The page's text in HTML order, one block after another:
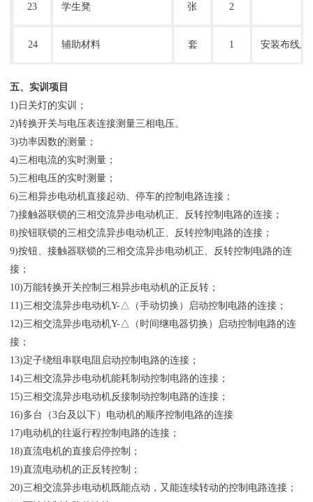
23 学生凳 张 2
24 辅助材料 套 1 安装布线用
五、实训项目
1)日关灯的实训；
2)转换开关与电压表连接测量三相电压。
3)功率因数的测量；
4)三相电流的实时测量；
5)三相电压的实时测量；
6)三相异步电动机直接起动、停车的控制电路连接；
7)接触器联锁的三相交流异步电动机正、反转控制电路的连接；
8)按钮联锁的三相交流异步电动机正、反转控制电路的连接；
9)按钮、接触器联锁的三相交流异步电动机正、反转控制电路的连
接；
10)万能转换开关控制三相异步电动机的正反转；
11)三相交流异步电动机Y-△（手动切换）启动控制电路的连接；
12)三相交流异步电动机Y-△（时间继电器切换）启动控制电路的连
接；
13)定子绕组串联电阻启动控制电路的连接；
14)三相交流异步电动机能耗制动控制电路的连接；
15)三相交流异步电动机反接制动控制电路的连接；
16)多台（3台及以下）电动机的顺序控制电路的连接
17)电动机的往返行程控制电路的连接；
18)直流电机的直接启停控制；
19)直流电动机的正反转控制；
20)三相交流异步电动机既能点动，又能连续转动的控制电路连接；